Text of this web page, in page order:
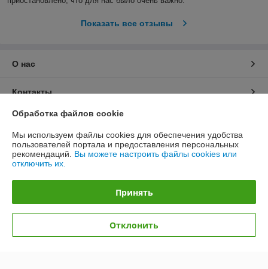
Показать все отзывы
О нас
Контакты
Доставка и оплата
График работы
Политика обработки cookies
Обработка файлов cookie
Мы используем файлы cookies для обеспечения удобства
пользователей портала и предоставления персональных
рекомендаций. Вы можете настроить файлы cookies или
отключить их.
Принять
Отклонить